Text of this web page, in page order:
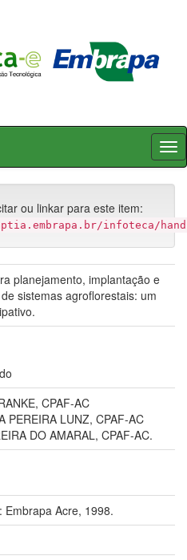
ou linkar para este item:
infoteca/
planejamento, implantação e
sistemas agroflorestais: um
CPAF-AC
PEREIRA LUNZ, CPAF-AC
DO AMARAL, CPAF-AC.
Embrapa Acre, 1998.